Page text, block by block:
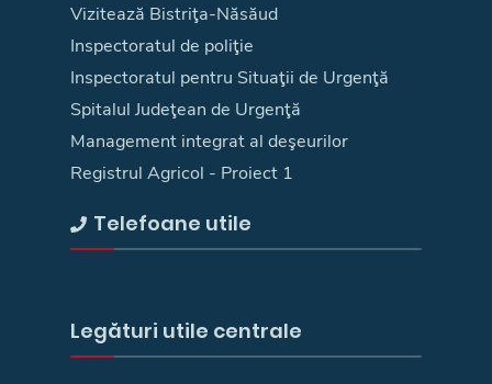
Vizitează Bistriţa-Năsăud
Inspectoratul de poliţie
Inspectoratul pentru Situaţii de Urgenţă
Spitalul Judeţean de Urgenţă
Management integrat al deşeurilor
Registrul Agricol - Proiect 1
Telefoane utile
Legături utile centrale